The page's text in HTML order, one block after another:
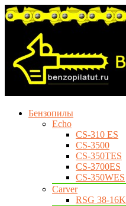
Бензопилы
Echo
CS-310 ES
CS-3500
CS-350TES
CS-3700ES
CS-350WES
Carver
RSG 38-16K